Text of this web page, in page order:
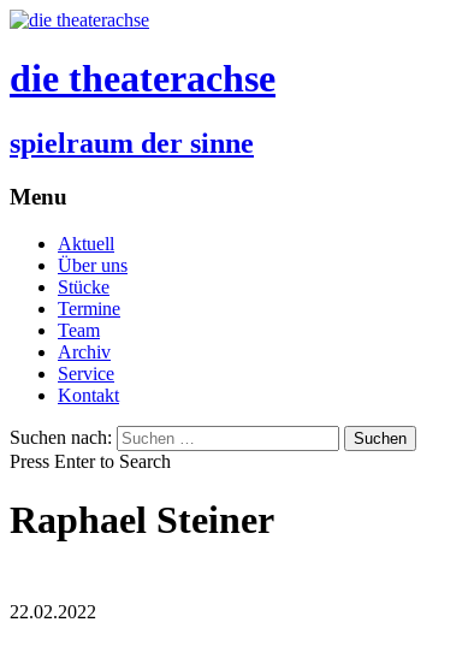
die theaterachse
spielraum der sinne
Menu
Aktuell
Über uns
Stücke
Termine
Team
Archiv
Service
Kontakt
Suchen nach:
Press Enter to Search
Raphael Steiner
22.02.2022